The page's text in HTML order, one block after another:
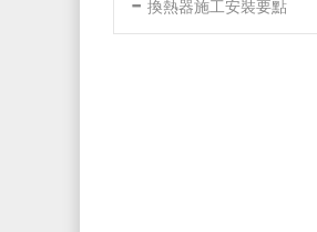
換熱器施工安裝要點